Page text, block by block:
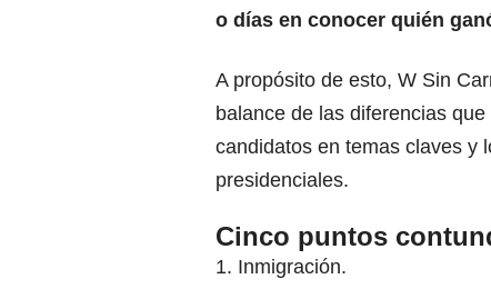
o días en conocer quién
A propósito de esto, W Sin
balance de las diferencias
candidatos en temas claves y
presidenciales.
Cinco puntos
1. Inmigración.